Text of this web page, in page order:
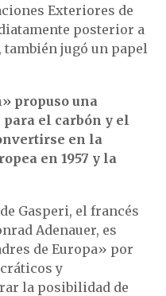
Exteriores de
posterior a
también jugó un papel
propuso una
el carbón y el
en la
en 1957 y la
Gasperi, el francés
Adenauer, es
de Europa» por
y
la posibilidad de